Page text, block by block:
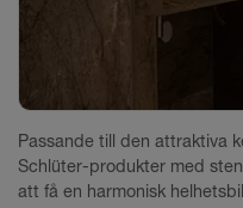
Passande till den attraktiva
Schlüter-produkter med
att få en harmonisk